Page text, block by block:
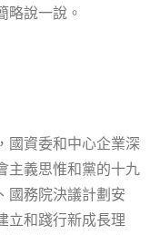
略說一說。
國資委和中心企業深
主義思惟和黨的十九
國務院決議計劃安
立和踐行新成長理